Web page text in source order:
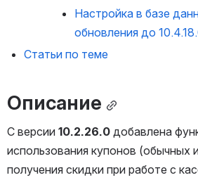
Настройка в базе
обновления до
Статьи по теме
Описание
С версии 10.2.26.0 добавлена
использования купонов (обычных
получения скидки при работе с